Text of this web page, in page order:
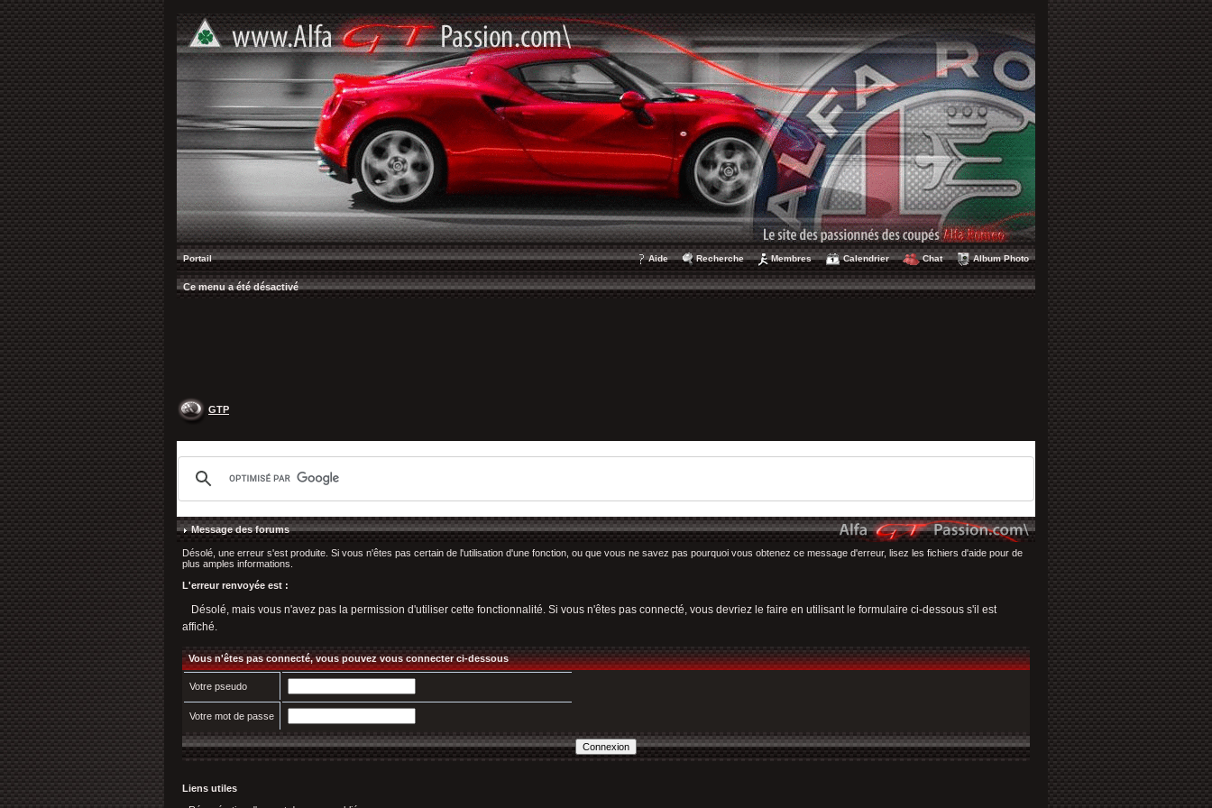
Portail Aide Recherche Membres Calendrier Chat Album Photo
Ce menu a été désactivé
GTP
Message des forums
Désolé, une erreur s'est produite. Si vous n'êtes pas certain de l'utilisation d'une fonction, ou que vous ne savez pas pourquoi vous obtenez ce message d'erreur, lisez les fichiers d'aide pour de
plus amples informations.
L'erreur renvoyée est :
Désolé, mais vous n'avez pas la permission d'utiliser cette fonctionnalité. Si vous n'êtes pas connecté, vous devriez le faire en utilisant le formulaire ci-dessous s'il est
affiché.
Vous n'êtes pas connecté, vous pouvez vous connecter ci-dessous
Votre pseudo
Votre mot de passe
Liens utiles